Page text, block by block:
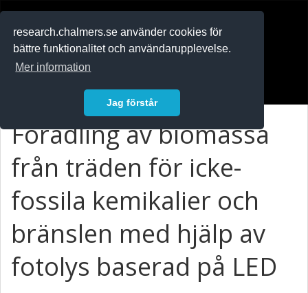
research.chalmers.se använder cookies för
bättre funktionalitet och användarupplevelse.
Mer information
Jag förstår
Förädling av biomassa
från träden för icke-
fossila kemikalier och
bränslen med hjälp av
fotolys baserad på LED